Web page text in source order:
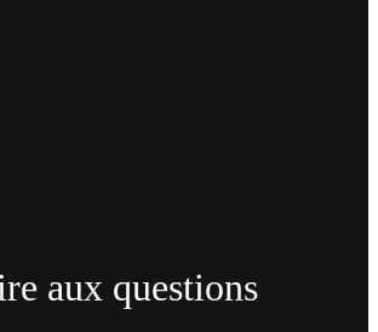
aux questions